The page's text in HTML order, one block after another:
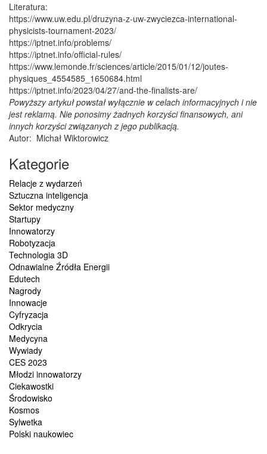
Literatura:
https://www.uw.edu.pl/druzyna-z-uw-zwyciezca-international-
physicists-tournament-2023/
https://iptnet.info/problems/
https://iptnet.info/official-rules/
https://www.lemonde.fr/sciences/article/2015/01/12/joutes-
physiques_4554585_1650684.html
https://iptnet.info/2023/04/27/and-the-finalists-are/
Powyższy artykuł powstał wyłącznie w celach informacyjnych i nie
jest reklamą. Nie ponosimy żadnych korzyści finansowych, ani
innych korzyści związanych z jego publikacją.
Autor: Michał Wiktorowicz
Kategorie
Relacje z wydarzeń
Sztuczna inteligencja
Sektor medyczny
Startupy
Innowatorzy
Robotyzacja
Technologia 3D
Odnawialne Źródła Energii
Edutech
Nagrody
Innowacje
Cyfryzacja
Odkrycia
Medycyna
Wywiady
CES 2023
Młodzi innowatorzy
Ciekawostki
Środowisko
Kosmos
Sylwetka
Polski naukowiec